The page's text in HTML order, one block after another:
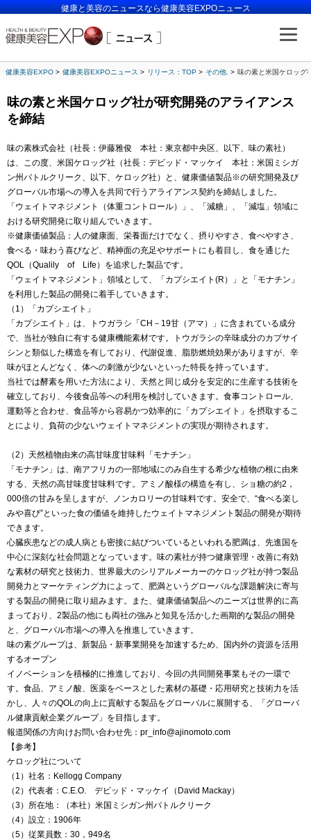
健康と美容のニュースなら健康美容EXPOニュース
健康美容EXPO 健康美容EXPOニュース リリース：TOP その他. 味の素と米国ケロッグ
味の素と米国ケロッグ社が研究開発のアライアンス
を締結
味の素株式会社（社長：伊藤雅俊 本社：東京都中央区、以下、味の素社）
は、この度、米国ケロッグ社（社長：デビッド・マッケイ 本社：米国ミシガ
ン州バトルクリーク、以下、ケロッグ社）と、健康価値製品※の研究開発及び
グローバル市場への導入を共同で行うアライアンス契約を締結しました。
「ウェイトマネジメント（体重コントロール）」、「減糖」、「減塩」領域に
おける研究開発に取り組んでいきます。
※健康価値製品：人の健康面、栄養面だけでなく、摂りやすさ、食べやすさ、
食べる・味わう喜びなど、精神面の充足やサポートにも着目し、食を通じた
QOL（Qualily of Life）を追求した製品です。
「ウェイトマネジメント」領域として、「カプシエイト(R）」と「モナチン」
を利用した製品の開発に着手していきます。
（1）「カプシエイト」
「カプシエイト」は、トウガラシ「CH－19甘（アマ）」に含まれている成分
で、当社が独自に有する健康機能素材です。トウガラシの辛味成分のカプサイ
シンと類似した構造を有しており、代謝促進、脂肪燃焼効果がありますが、辛
味がほとんどなく、体への刺激が少ないといった特長を持っています。
当社では酵素を用いた方法により、天然と同じ成分を安定的に生産する技術を
確立しており、今後食品等への利用を検討していきます。食事コントロール、
運動等と合わせ、食品等から容易かつ効率的に「カプシエイト」を摂取するこ
とにより、負荷の少ないウェイトマネジメントの実現が期待されます。
（2）天然植物由来の高甘味度甘味料「モナチン」
「モナチン」は、南アフリカの一部地域にのみ自生する希少な植物の根に由来
する、天然の高甘味度甘味料です。アミノ酸様の構造を有し、ショ糖の約2，
000倍の甘みを呈しますが、ノンカロリーの甘味料です。安全で、“食べる楽し
みや喜び”といった食の価値を維持したウェイトマネジメント製品の開発が期待
できます。
心臓疾患などの成人病とも密接に結びついているといわれる肥満は、先進国を
中心に深刻な社会問題となっています。味の素社が持つ健康管理・改善に有効
な素材の研究と技術力、世界最大のシリアルメーカーのケロッグ社が持つ製品
開発力とマーケティング力によって、肥満というグローバルな課題解決に寄与
する製品の開発に取り組みます。また、健康価値製品へのニーズは世界的に高
まっており、2製品の他にも両社の強みと知見を活かした画期的な製品の開発
と、グローバル市場への導入を推進していきます。
味の素グループは、新製品・新事業開発を加速するため、国内外の資源を活用
するオープン
イノベーションを積極的に推進しており、今回の共同開発事業もその一環で
す。食品、アミノ酸、医薬をベースとした素材の基礎・応用研究と技術力を活
かし、人々のQOLの向上に貢献する製品をグローバルに展開する、「グローバ
ル健康貢献企業グループ」を目指します。
報道関係の方向けお問い合わせ先：pr_info@ajinomoto.com
【参考】
ケロッグ社について
（1）社名：Kellogg Company
（2）代表者：C.E.O. デビッド・マッケイ（David Mackay）
（3）所在地：（本社）米国ミシガン州バトルクリーク
（4）設立：1906年
（5）従業員数：30，949名